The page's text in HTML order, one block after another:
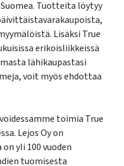
Tuotteita löytyy
Lisäksi True
erikoisliikkeissä
lähikaupastasi
voit myös ehdottaa
toimia True
Lejos Oy on
yli 100 vuoden
tuomisesta